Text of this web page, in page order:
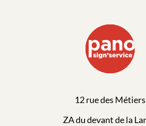
12 rue des Métiers
ZA du devant de la